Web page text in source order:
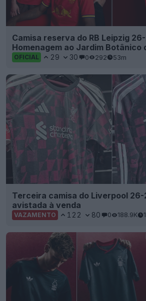
Camisa reserva do RB Leipzig
Homenagem ao Jardim Botânico
OFICIAL 29 30 0 292 53m
Terceira camisa do Liverpool 26-
avistada à venda
VAZAMENTO 122 80 0 188.9K